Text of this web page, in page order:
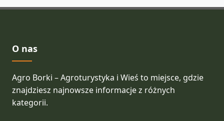
O nas
Agro Borki – Agroturystyka i Wieś to miejsce, gdzie
znajdziesz najnowsze informacje z różnych
kategorii.